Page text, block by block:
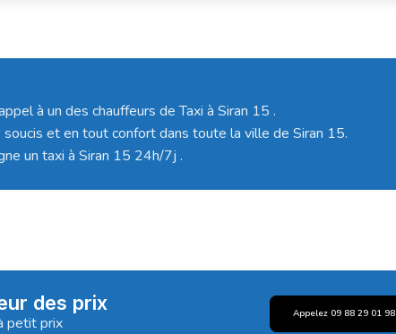
à un des chauffeurs de Taxi à Siran 15 .
et en tout confort dans toute la ville de Siran 15.
un taxi à Siran 15 24h/7j .
des prix
petit prix Appelez 09 88 29 01 98